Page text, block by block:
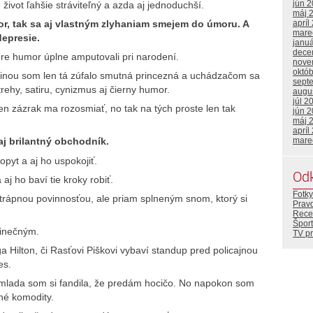
ľahšie stráviteľný a azda aj jednoduchší.
tak sa aj vlastným zlyhaniam smejem do úmoru. A
humor úplne amputovali pri narodení.
som len tá zúfalo smutná princezná a uchádzačom sa
satiru, cynizmus aj čierny humor.
zázrak ma rozosmiať, no tak na tých proste len tak
brilantný obchodník.
a aj ho uspokojiť.
ho baví tie kroky robiť.
povinnosťou, ale priam splneným snom, ktorý si
Hilton, či Rasťovi Piškovi vybaví standup pred policajnou
som si fandila, že predám hocičo. No napokon som
komodity.
jún
máj
apríl
júl
jún
máj
apríl
Fotky
Šport
TV